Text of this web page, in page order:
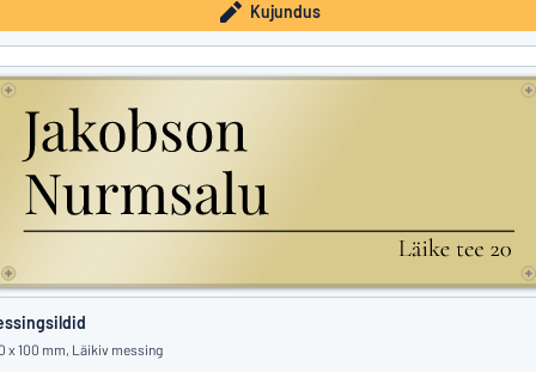
Kujundus
x 100 mm, Läikiv messing